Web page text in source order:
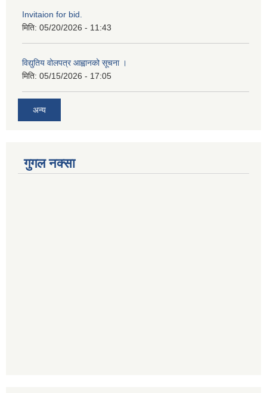
Invitaion for bid.
मिति: 05/20/2026 - 11:43
विद्युतिय वोलपत्र आह्वानको सूचना ।
मिति: 05/15/2026 - 17:05
अन्य
गुगल नक्सा